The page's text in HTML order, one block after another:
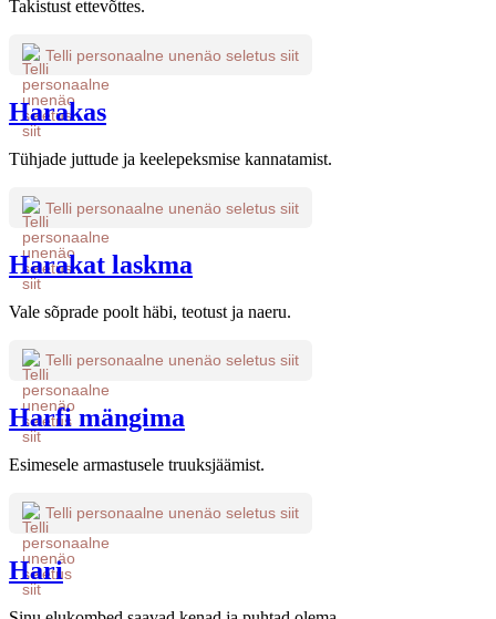
Takistust ettevõttes.
Telli personaalne unenäo seletus siit
Harakas
Tühjade juttude ja keelepeksmise kannatamist.
Telli personaalne unenäo seletus siit
Harakat laskma
Vale sõprade poolt häbi, teotust ja naeru.
Telli personaalne unenäo seletus siit
Harfi mängima
Esimesele armastusele truuksjäämist.
Telli personaalne unenäo seletus siit
Hari